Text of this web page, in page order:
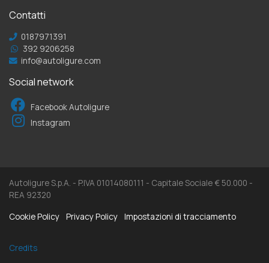
Contatti
0187971391
392 9206258
info@autoligure.com
Social network
Facebook Autoligure
Instagram
Autoligure S.p.A. - P.IVA 01014080111 - Capitale Sociale € 50.000 -
REA 92320
Cookie Policy
Privacy Policy Impostazioni di tracciamento
Credits